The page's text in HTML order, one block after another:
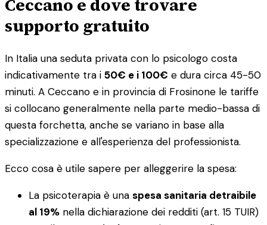
Ceccano e dove trovare
supporto gratuito
In Italia una seduta privata con lo psicologo costa
indicativamente tra i 50€ e i 100€ e dura circa 45-50
minuti. A Ceccano e in provincia di Frosinone le tariffe
si collocano generalmente nella parte medio-bassa di
questa forchetta, anche se variano in base alla
specializzazione e all'esperienza del professionista.
Ecco cosa è utile sapere per alleggerire la spesa:
La psicoterapia è una spesa sanitaria detraibile
al 19% nella dichiarazione dei redditi (art. 15 TUIR)